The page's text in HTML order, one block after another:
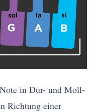
in Dur- und Moll-
Richtung einer